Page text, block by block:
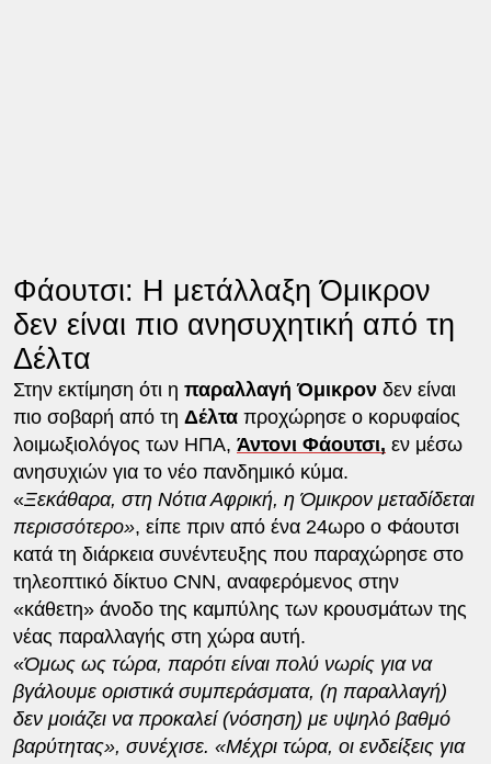
Φάουτσι: Η μετάλλαξη Όμικρον
δεν είναι πιο ανησυχητική από τη
Δέλτα
Στην εκτίμηση ότι η παραλλαγή Όμικρονδεν είναι
πιο σοβαρή από τη Δέλτα προχώρησε ο κορυφαίος
λοιμωξιολόγος των ΗΠΑ, Άντονι Φάουτσι, εν μέσω
ανησυχιών για το νέο πανδημικό κύμα.
«Ξεκάθαρα, στη Νότια Αφρική, η Όμικρον μεταδίδεται
περισσότερο», είπε πριν από ένα 24ωρο ο Φάουτσι
κατά τη διάρκεια συνέντευξης που παραχώρησε στο
τηλεοπτικό δίκτυο CNN, αναφερόμενος στην
«κάθετη» άνοδο της καμπύλης των κρουσμάτων της
νέας παραλλαγής στη χώρα αυτή.
«Όμως ως τώρα, παρότι είναι πολύ νωρίς για να
βγάλουμε οριστικά συμπεράσματα, (η παραλλαγή)
δεν μοιάζει να προκαλεί (νόσηση) με υψηλό βαθμό
βαρύτητας», συνέχισε. «Μέχρι τώρα, οι ενδείξεις για